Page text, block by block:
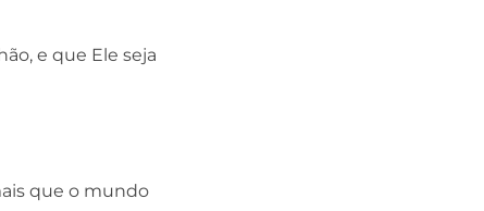
e que Ele seja
que o mundo